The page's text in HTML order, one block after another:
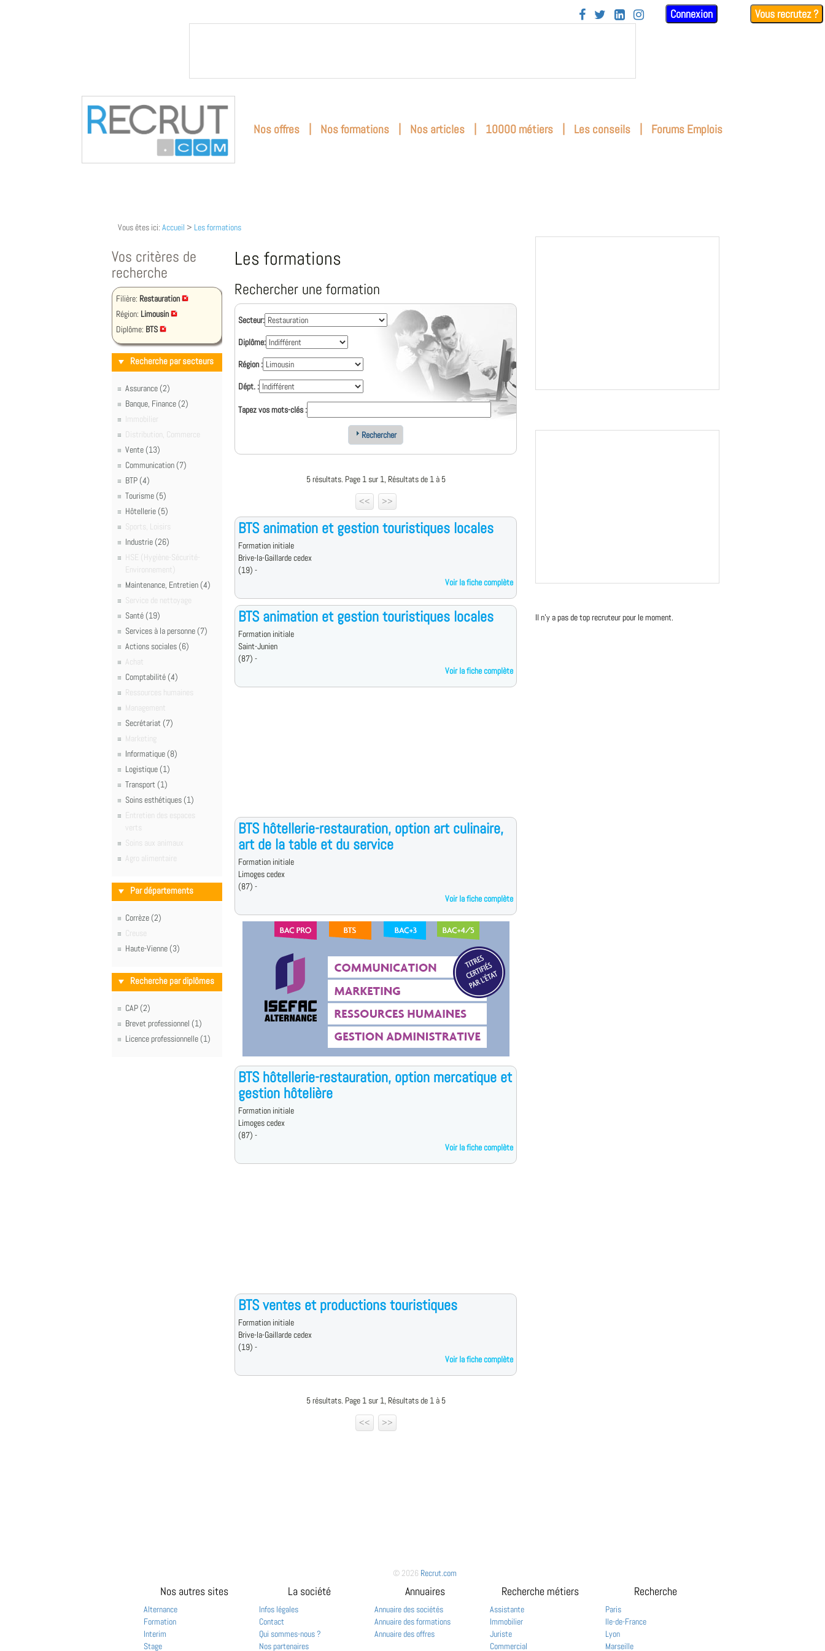
    Connexion Vous recrutez ?
Nos offres | Nos formations | Nos articles | 10000 métiers | Les conseils | Forums Emplois
Vous êtes ici: Accueil > Les formations
Vos critères de
recherche
Filière: Restauration
Région: Limousin
Diplôme: BTS
Recherche par secteurs
Assurance (2)
Banque, Finance (2)
Immobilier
Distribution, Commerce
Vente (13)
Communication (7)
BTP (4)
Tourisme (5)
Hôtellerie (5)
Sports, Loisirs
Industrie (26)
HSE (Hygiène-Sécurité-
Environnement)
Maintenance, Entretien (4)
Service de nettoyage
Santé (19)
Services à la personne (7)
Actions sociales (6)
Achat
Comptabilité (4)
Ressources humaines
Management
Secrétariat (7)
Marketing
Informatique (8)
Logistique (1)
Transport (1)
Soins esthétiques (1)
Entretien des espaces
verts
Soins aux animaux
Agro alimentaire
Par départements
Corrèze (2)
Creuse
Haute-Vienne (3)
Recherche par diplômes
CAP (2)
Brevet professionnel (1)
Licence professionnelle (1)
Les formations
Rechercher une formation
Secteur:
Diplôme:
Région :
Dépt. :
Tapez vos mots-clés :
Rechercher
5 résultats. Page 1 sur 1, Résultats de 1 à 5
<<
>>
BTS animation et gestion touristiques locales
Formation initiale
Brive-la-Gaillarde cedex
(19) -
Voir la fiche complète
BTS animation et gestion touristiques locales
Formation initiale
Saint-Junien
(87) -
Voir la fiche complète
BTS hôtellerie-restauration, option art culinaire,
art de la table et du service
Formation initiale
Limoges cedex
(87) -
Voir la fiche complète
BTS hôtellerie-restauration, option mercatique et
gestion hôtelière
Formation initiale
Limoges cedex
(87) -
Voir la fiche complète
BTS ventes et productions touristiques
Formation initiale
Brive-la-Gaillarde cedex
(19) -
Voir la fiche complète
5 résultats. Page 1 sur 1, Résultats de 1 à 5
<<
>>
Il n'y a pas de top recruteur pour le moment.
© 2026 Recrut.com
Nos autres sites
Alternance
Formation
Interim
Stage
La société
Infos légales
Contact
Qui sommes-nous ?
Nos partenaires
Annuaires
Annuaire des sociétés
Annuaire des formations
Annuaire des offres
Recherche métiers
Assistante
Immobilier
Juriste
Commercial
Recherche
Paris
Ile-de-France
Lyon
Marseille